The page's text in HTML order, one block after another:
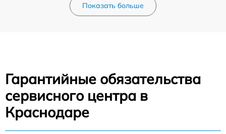
Показать больше
Гарантийные обязательства
сервисного центра в
Краснодаре